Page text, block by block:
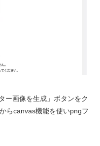
ー画像を生成」ボタンをク
らcanvas機能を使いpngフ